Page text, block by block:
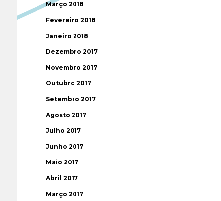
Março 2018
Fevereiro 2018
Janeiro 2018
Dezembro 2017
Novembro 2017
Outubro 2017
Setembro 2017
Agosto 2017
Julho 2017
Junho 2017
Maio 2017
Abril 2017
Março 2017